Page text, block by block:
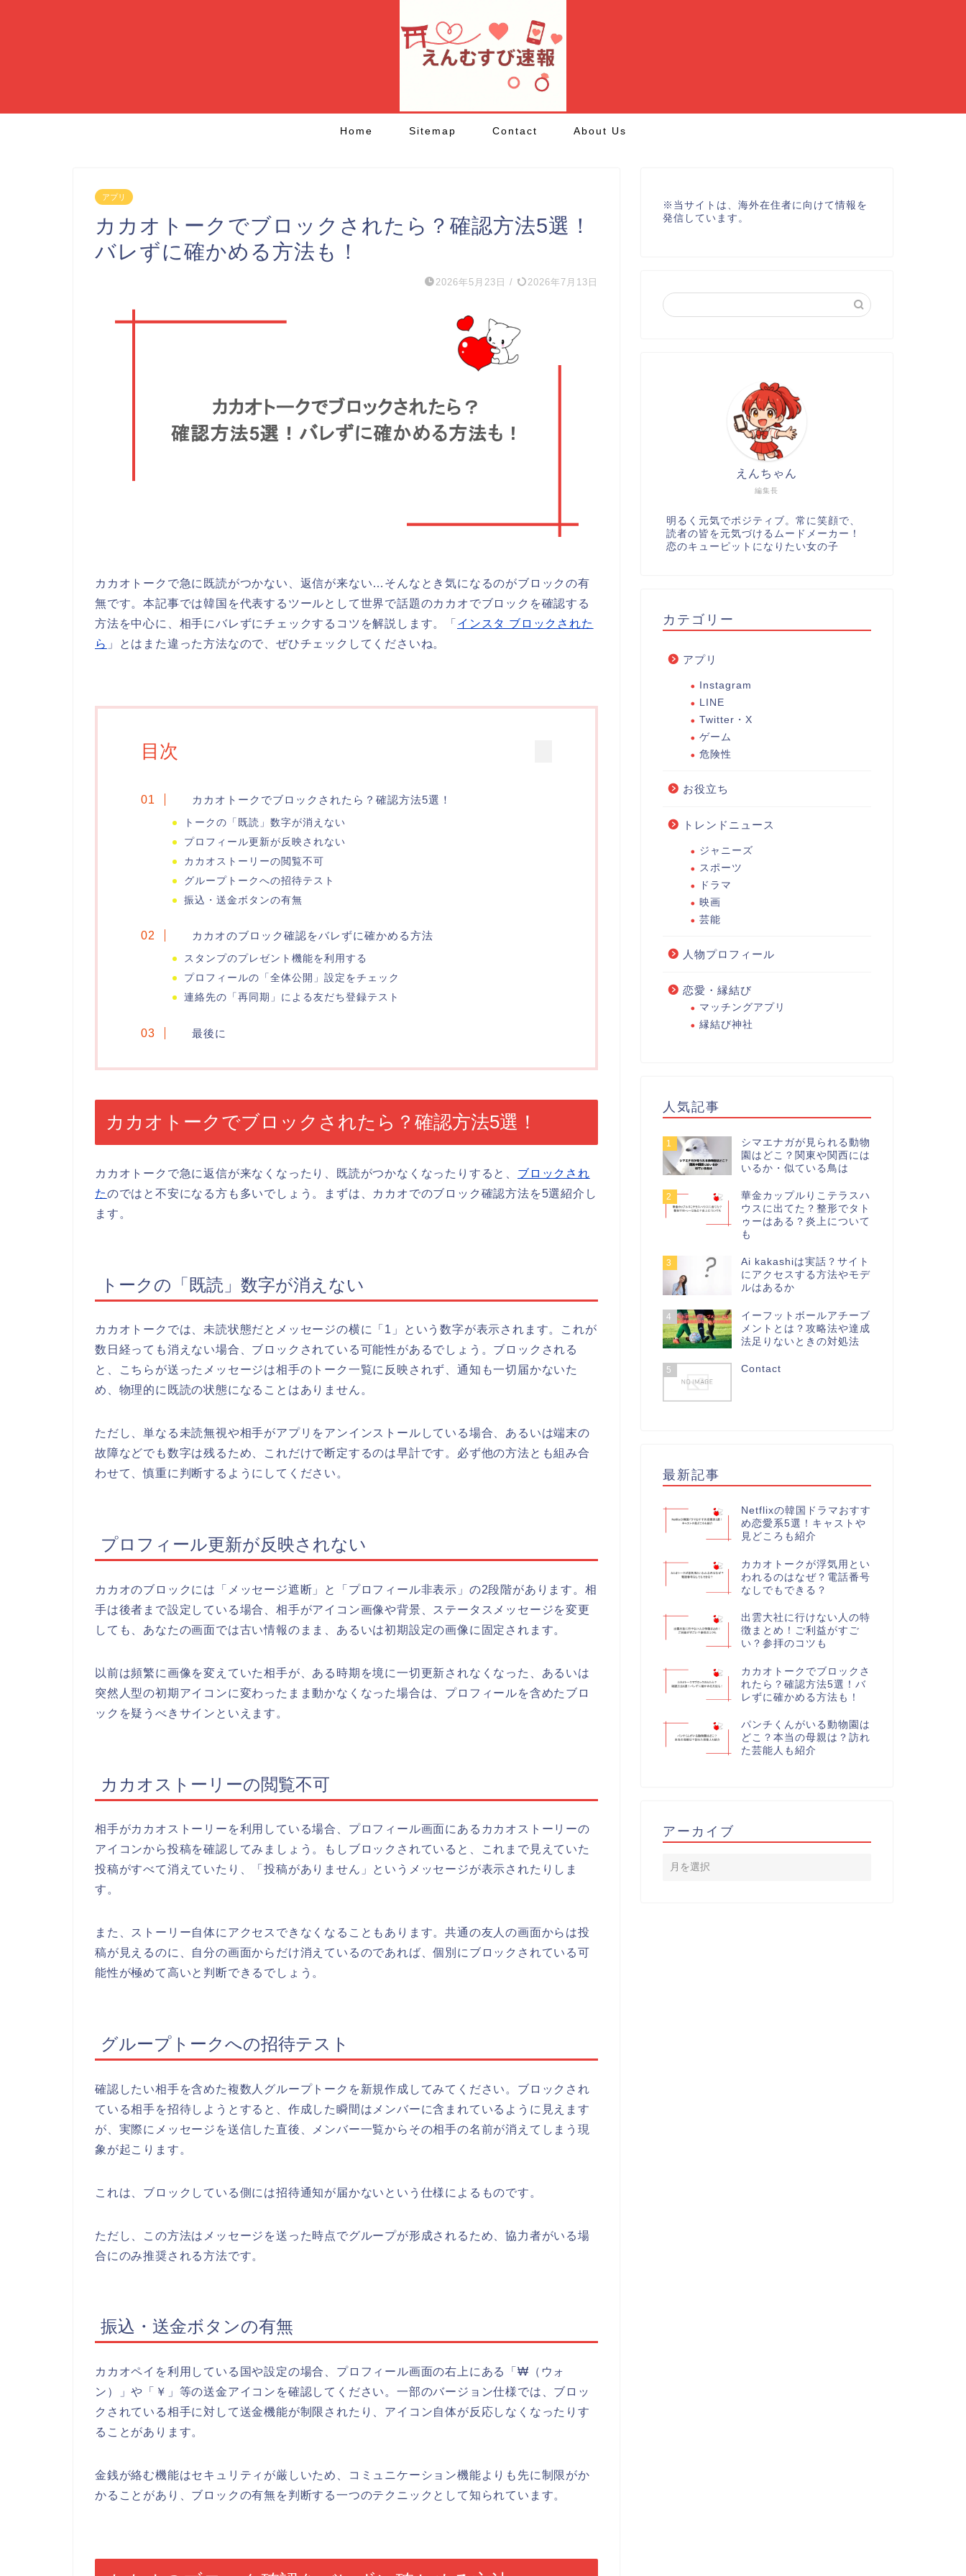
Home Sitemap Contact About Us
アプリ
カカオトークでブロックされたら？確認方法5選！
バレずに確かめる方法も！
2026年5月23日 / 2026年7月13日
カカオトークで急に既読がつかない、返信が来ない…そんなとき気になるのがブロックの有
無です。本記事では韓国を代表するツールとして世界で話題のカカオでブロックを確認する
方法を中心に、相手にバレずにチェックするコツを解説します。「 インスタ ブロックされた
ら 」とはまた違った方法なので、ぜひチェックしてくださいね。
目次
カカオトークでブロックされたら？確認方法5選！
トークの「既読」数字が消えない
プロフィール更新が反映されない
カカオストーリーの閲覧不可
グループトークへの招待テスト
振込・送金ボタンの有無
カカオのブロック確認をバレずに確かめる方法
スタンプのプレゼント機能を利用する
プロフィールの「全体公開」設定をチェック
連絡先の「再同期」による友だち登録テスト
最後に
カカオトークでブロックされたら？確認方法5選！
カカオトークで急に返信が来なくなったり、既読がつかなくなったりすると、 ブロックされ
たのではと不安になる方も多いでしょう。まずは、カカオでのブロック確認方法を5選紹介し
ます。
トークの「既読」数字が消えない
カカオトークでは、未読状態だとメッセージの横に「1」という数字が表示されます。これが
数日経っても消えない場合、ブロックされている可能性があるでしょう。ブロックされる
と、こちらが送ったメッセージは相手のトーク一覧に反映されず、通知も一切届かないた
め、物理的に既読の状態になることはありません。
ただし、単なる未読無視や相手がアプリをアンインストールしている場合、あるいは端末の
故障などでも数字は残るため、これだけで断定するのは早計です。必ず他の方法とも組み合
わせて、慎重に判断するようにしてください。
プロフィール更新が反映されない
カカオのブロックには「メッセージ遮断」と「プロフィール非表示」の2段階があります。相
手は後者まで設定している場合、相手がアイコン画像や背景、ステータスメッセージを変更
しても、あなたの画面では古い情報のまま、あるいは初期設定の画像に固定されます。
以前は頻繁に画像を変えていた相手が、ある時期を境に一切更新されなくなった、あるいは
突然人型の初期アイコンに変わったまま動かなくなった場合は、プロフィールを含めたブロ
ックを疑うべきサインといえます。
カカオストーリーの閲覧不可
相手がカカオストーリーを利用している場合、プロフィール画面にあるカカオストーリーの
アイコンから投稿を確認してみましょう。もしブロックされていると、これまで見えていた
投稿がすべて消えていたり、「投稿がありません」というメッセージが表示されたりしま
す。
また、ストーリー自体にアクセスできなくなることもあります。共通の友人の画面からは投
稿が見えるのに、自分の画面からだけ消えているのであれば、個別にブロックされている可
能性が極めて高いと判断できるでしょう。
グループトークへの招待テスト
確認したい相手を含めた複数人グループトークを新規作成してみてください。ブロックされ
ている相手を招待しようとすると、作成した瞬間はメンバーに含まれているように見えます
が、実際にメッセージを送信した直後、メンバー一覧からその相手の名前が消えてしまう現
象が起こります。
これは、ブロックしている側には招待通知が届かないという仕様によるものです。
ただし、この方法はメッセージを送った時点でグループが形成されるため、協力者がいる場
合にのみ推奨される方法です。
振込・送金ボタンの有無
カカオペイを利用している国や設定の場合、プロフィール画面の右上にある「₩（ウォ
ン）」や「￥」等の送金アイコンを確認してください。一部のバージョン仕様では、ブロッ
クされている相手に対して送金機能が制限されたり、アイコン自体が反応しなくなったりす
ることがあります。
金銭が絡む機能はセキュリティが厳しいため、コミュニケーション機能よりも先に制限がか
かることがあり、ブロックの有無を判断する一つのテクニックとして知られています。
※ 当サイトは、海外在住者に向けて情報を
発信しています。
編集長
えんちゃん
明るく元気でポジティブ。常に笑顔で、
読者の皆を元気づけるムードメーカー！
恋のキューピットになりたい女の子
カテゴリー
アプリ
Instagram
LINE
Twitter・X
ゲーム
危険性
お役立ち
トレンドニュース
ジャニーズ
スポーツ
ドラマ
映画
芸能
人物プロフィール
恋愛・縁結び
マッチングアプリ
縁結び神社
人気記事
1
シマエナガが見られる動物
園はどこ？関東や関西には
いるか・似ている鳥は
2
華金カップルりこテラスハ
ウスに出てた？整形でタト
ゥーはある？炎上について
も
3
Ai kakashiは実話？サイト
にアクセスする方法やモデ
ルはあるか
4
イーフットボールアチーブ
メントとは？攻略法や達成
法足りないときの対処法
5 Contact
最新記事
Netflixの韓国ドラマおすす
め恋愛系5選！キャストや
見どころも紹介
カカオトークが浮気用とい
われるのはなぜ？電話番号
なしでもできる？
出雲大社に行けない人の特
徴まとめ！ご利益がすご
い？参拝のコツも
カカオトークでブロックさ
れたら？確認方法5選！バ
レずに確かめる方法も！
パンチくんがいる動物園は
どこ？本当の母親は？訪れ
た芸能人も紹介
アーカイブ